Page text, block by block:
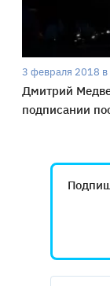
3 февраля 2018
Дмитрий
подписании